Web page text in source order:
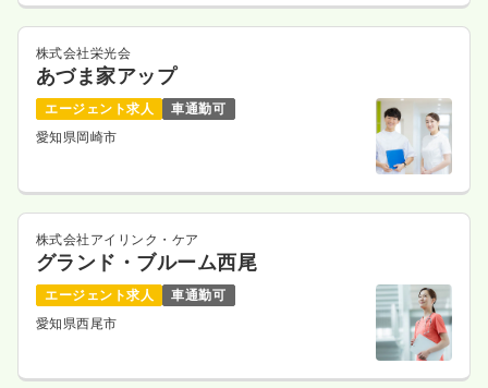
日勤のみ（常勤） 一時募集休止
給与 23.0〜34.0 万円
※一例
時間 8:30～17:30
オンコールあり
詳細を見る
株式会社栄光会
あづま家アップ
エージェント求人
車通勤可
愛知県岡崎市
株式会社アイリンク・ケア
グランド・ブルーム西尾
エージェント求人
車通勤可
愛知県西尾市